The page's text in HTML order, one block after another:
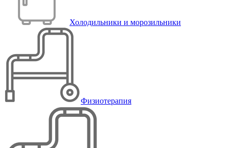
Холодильники и морозильники
Физиотерапия